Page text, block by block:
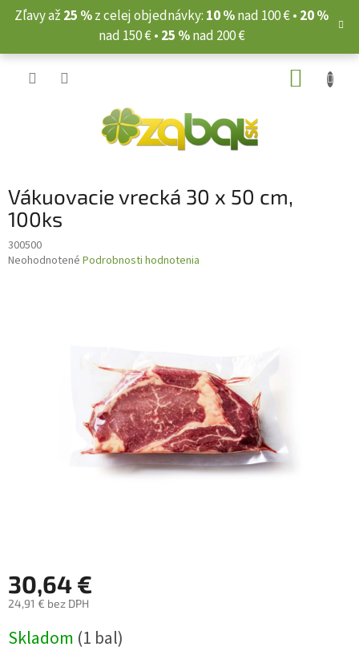
Prejsť
Zľavy až 25 %z celej objednávky: 10 %nad 100 € • 20 %
nad 150 € • 25 %nad 200 €
Vákuovacie vrecká 30 x 50 cm,
100ks
300500
Priemerné
Neohodnotené Podrobnosti hodnotenia
30,64 €
24,91 € bez DPH
cena:
Skladom (1 bal)